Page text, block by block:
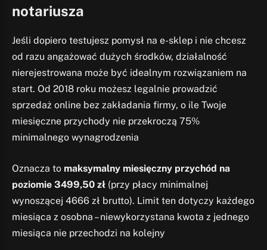
notariusza
Jeśli dopiero testujesz pomysł na e-sklep i nie chcesz
od razu angażować dużych środków, działalność
nierejestrowana może być idealnym rozwiązaniem na
start. Od 2018 roku możesz legalnie prowadzić
sprzedaż online bez zakładania firmy, o ile Twoje
miesięczne przychody nie przekroczą 75%
minimalnego wynagrodzenia
Oznacza to maksymalny miesięczny przychód na
poziomie 3499,50 zł (przy płacy minimalnej
wynoszącej 4666 zł brutto). Limit ten dotyczy każdego
miesiąca z osobna – niewykorzystana kwota z jednego
miesiąca nie przechodzi na kolejny